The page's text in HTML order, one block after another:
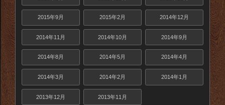
2015年9月 2015年2月 2014年12月
2014年11月 2014年10月 2014年9月
2014年8月 2014年5月 2014年4月
2014年3月 2014年2月 2014年1月
2013年12月 2013年11月